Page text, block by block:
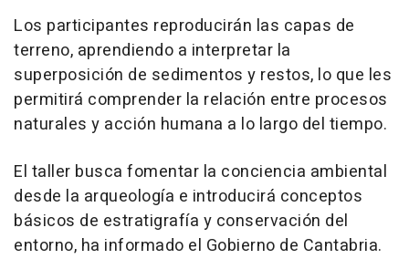
Los participantes reproducirán las capas de
terreno, aprendiendo a interpretar la
superposición de sedimentos y restos, lo que les
permitirá comprender la relación entre procesos
naturales y acción humana a lo largo del tiempo.
El taller busca fomentar la conciencia ambiental
desde la arqueología e introducirá conceptos
básicos de estratigrafía y conservación del
entorno, ha informado el Gobierno de Cantabria.